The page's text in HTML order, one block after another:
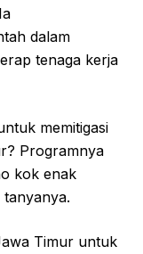
dalam
tenaga kerja
memitigasi
Programnya
kok enak
Timur untuk